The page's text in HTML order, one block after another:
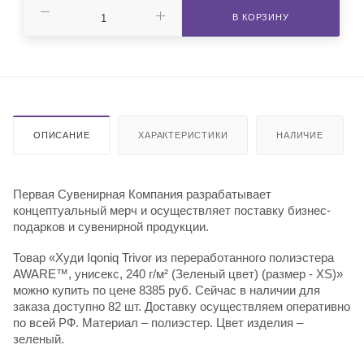
В КОРЗИНУ
ОПИСАНИЕ ХАРАКТЕРИСТИКИ НАЛИЧИЕ
Первая Сувенирная Компания разрабатывает
концептуальный мерч и осуществляет поставку бизнес-
подарков и сувенирной продукции.
Товар «Худи Iqoniq Trivor из переработанного полиэстера
AWARE™, унисекс, 240 г/м² (Зеленый цвет) (размер - XS)»
можно купить по цене 8385 руб. Сейчас в наличии для
заказа доступно 82 шт. Доставку осуществляем оперативно
по всей РФ. Материал – полиэстер. Цвет изделия –
зеленый.